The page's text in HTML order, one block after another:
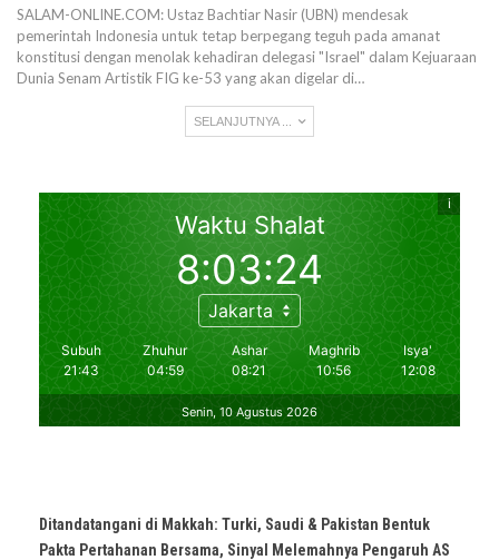
SALAM-ONLINE.COM: Ustaz Bachtiar Nasir (UBN) mendesak
pemerintah Indonesia untuk tetap berpegang teguh pada amanat
konstitusi dengan menolak kehadiran delegasi "Israel" dalam Kejuaraan
Dunia Senam Artistik FIG ke-53 yang akan digelar di…
SELANJUTNYA ...
Ditandatangani di Makkah: Turki, Saudi & Pakistan Bentuk
Pakta Pertahanan Bersama, Sinyal Melemahnya Pengaruh AS